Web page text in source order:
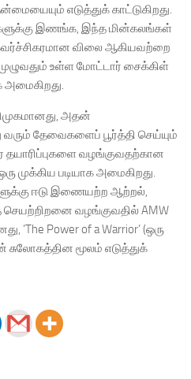
எடுத்துக் காட்டுகிறது.
இணங்க, இந்த மின்கலங்கள்
விலை ஆகியவற்றை
உள்ள மோட்டார் சைக்கிள்
அமைகிறது.
அதன்
தேவைகளைப் பூர்த்தி செய்யும்
தயாரிப்புகளை வழங்குவதற்கான
முக்கிய படியாக அமைகிறது.
ஈடு இணையற்ற ஆற்றல்,
செயற்றிறனை வழங்குவதில் AMW
Power of a Warrior’ (ஒரு
மூலம் எடுத்துக்